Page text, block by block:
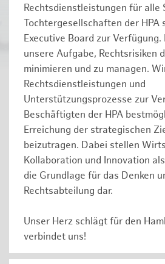
Rechtsdienstleistungen für alle
Tochtergesellschaften der HPA
Executive Board zur Verfügung.
unsere Aufgabe, Rechtsrisiken
minimieren und zu managen.
Rechtsdienstleistungen und
Unterstützungsprozesse zur
Beschäftigten der HPA
Erreichung der strategischen
beizutragen. Dabei stellen
Kollaboration und Innovation
die Grundlage für das Denken
Rechtsabteilung dar.
Unser Herz schlägt für den
verbindet uns!